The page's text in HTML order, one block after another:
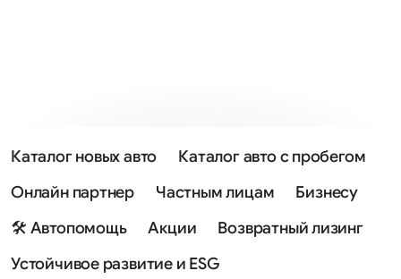
Каталог новых авто
Каталог авто с пробегом
Онлайн партнер
Частным лицам
Бизнесу
🛠 Автопомощь
Акции
Возвратный лизинг
Устойчивое развитие и ESG